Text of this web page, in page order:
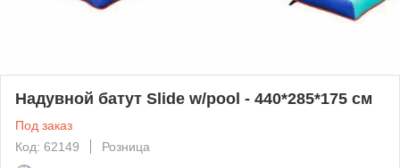
Надувной батут Slide w/pool - 440*285*175 см
Под заказ
Код: 62149
Розница